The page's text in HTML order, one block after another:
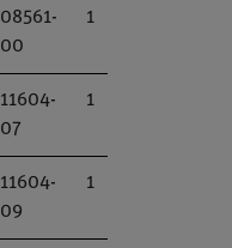
08561-
00
1
11604-
07
1
11604-
09
1